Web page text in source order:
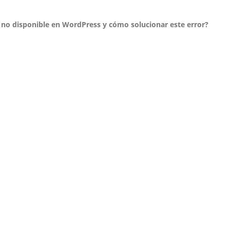
disponible en WordPress y cómo solucionar este error?